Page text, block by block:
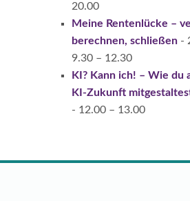
20.00
Meine Rentenlücke –
berechnen, schließen -
9.30 – 12.30
KI? Kann ich! – Wie du
KI-Zukunft
- 12.00 – 13.00